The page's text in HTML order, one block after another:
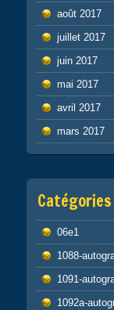
août 2017
juillet 2017
juin 2017
mai 2017
avril 2017
mars 2017
Catégories
06e1
1088-
1091-
1092a-